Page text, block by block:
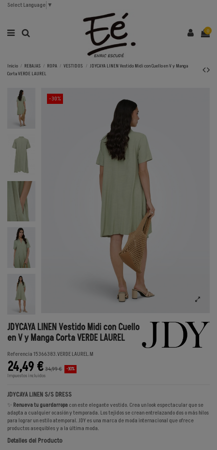
Select Language ▼
0
Inicio REBAJAS ROPA VESTIDOS
JDYCAYA LINEN Vestido Midi con Cuello en V y Manga
Corta VERDE LAUREL
-30%
JDYCAYA LINEN Vestido Midi con Cuello
en V y Manga Corta VERDE LAUREL
Referencia15366383.VERDE LAUREL.M
24,49 € 34,99 € -30%
Impuestos incluidos
JDYCAYA LINEN S/S DRESS
✨ Renueva tu guardarropacon este elegante vestido. Crea un look espectacular que se
adapta a cualquier ocasión y temporada. Los tejidos se crean entrelazando dos o más hilos
para lograr un estilo atemporal. JDY es una marca de moda internacional que ofrece
productos asequibles y a la última moda.
Detalles del Producto